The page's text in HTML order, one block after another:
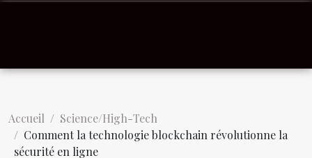
Accueil
Science/High-Tech
Comment la technologie blockchain révolutionne la
sécurité en ligne